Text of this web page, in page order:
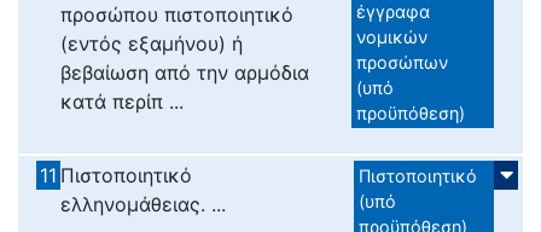
προσώπου πιστοποιητικό
(εντός εξαμήνου) ή
βεβαίωση από την αρμόδια
κατά περίπ ...
έγγραφα
νομικών
προσώπων
(υπό
προϋπόθεση)
11 Πιστοποιητικό
ελληνομάθειας. ...
Πιστοποιητικό
(υπό
προϋπόθεση)